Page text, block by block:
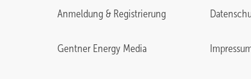
Anmeldung & Registrierung
Gentner Energy Media